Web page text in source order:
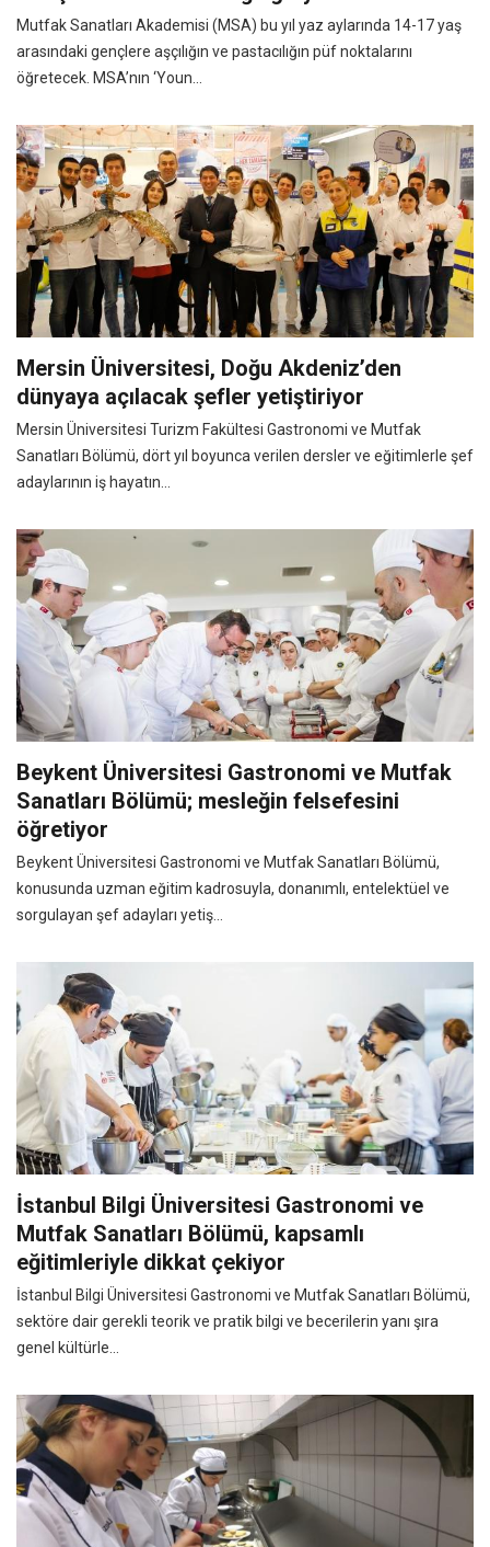
Mutfak Sanatları Akademisi (MSA) bu yıl yaz aylarında 14-17 yaş
arasındaki gençlere aşçılığın ve pastacılığın püf noktalarını
öğretecek. MSA’nın ‘Youn...
Mersin Üniversitesi, Doğu Akdeniz’den
dünyaya açılacak şefler yetiştiriyor
Mersin Üniversitesi Turizm Fakültesi Gastronomi ve Mutfak
Sanatları Bölümü, dört yıl boyunca verilen dersler ve eğitimlerle şef
adaylarının iş hayatın...
Beykent Üniversitesi Gastronomi ve Mutfak
Sanatları Bölümü; mesleğin felsefesini
öğretiyor
Beykent Üniversitesi Gastronomi ve Mutfak Sanatları Bölümü,
konusunda uzman eğitim kadrosuyla, donanımlı, entelektüel ve
sorgulayan şef adayları yetiş...
İstanbul Bilgi Üniversitesi Gastronomi ve
Mutfak Sanatları Bölümü, kapsamlı
eğitimleriyle dikkat çekiyor
İstanbul Bilgi Üniversitesi Gastronomi ve Mutfak Sanatları Bölümü,
sektöre dair gerekli teorik ve pratik bilgi ve becerilerin yanı şıra
genel kültürle...